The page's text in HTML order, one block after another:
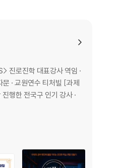
탐구 마스터], 티셀파 [자존감 수업], [강의의 품격] 등 다양한 원격연수 총괄기획 · 진로, 진학, 공부, AI 관련 특강 2,000회, 캠프 950회 이상 진행한 전국구 인기 강사 ·